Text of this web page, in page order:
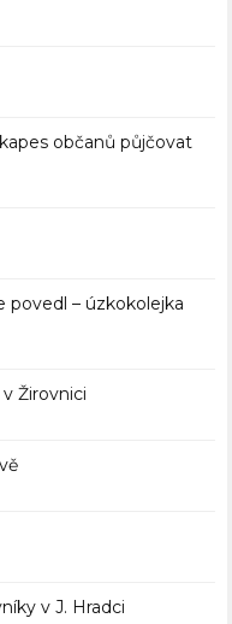
občanů půjčovat
povedl – úzkokolejka
Žirovnici
v J. Hradci